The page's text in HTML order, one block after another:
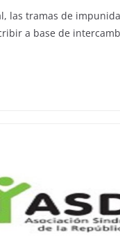
las tramas de
a base de